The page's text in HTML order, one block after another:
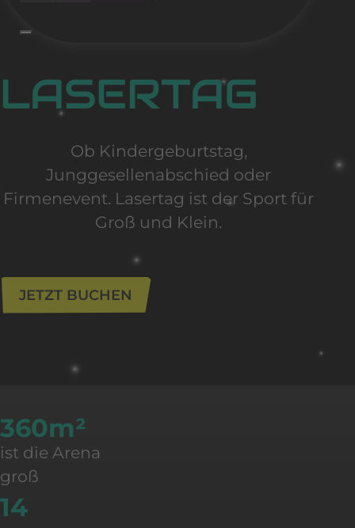
LASERTAG
Ob Kindergeburtstag,
Junggesellenabschied oder
Firmenevent. Lasertag ist der Sport für
Groß und Klein.
JETZT BUCHEN
360m²
ist die Arena
groß
14